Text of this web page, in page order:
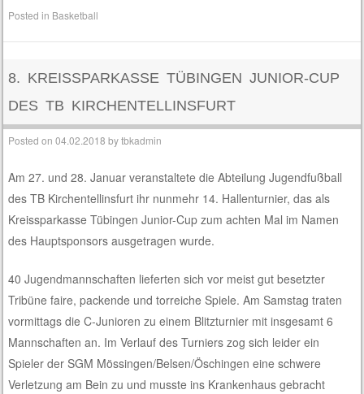
Posted in Basketball
8. KREISSPARKASSE TÜBINGEN JUNIOR-CUP
DES TB KIRCHENTELLINSFURT
Posted on04.02.2018 bytbkadmin
Am 27. und 28. Januar veranstaltete die Abteilung Jugendfußball
des TB Kirchentellinsfurt ihr nunmehr 14. Hallenturnier, das als
Kreissparkasse Tübingen Junior-Cup zum achten Mal im Namen
des Hauptsponsors ausgetragen wurde.
40 Jugendmannschaften lieferten sich vor meist gut besetzter
Tribüne faire, packende und torreiche Spiele. Am Samstag traten
vormittags die C-Junioren zu einem Blitzturnier mit insgesamt 6
Mannschaften an. Im Verlauf des Turniers zog sich leider ein
Spieler der SGM Mössingen/Belsen/Öschingen eine schwere
Verletzung am Bein zu und musste ins Krankenhaus gebracht